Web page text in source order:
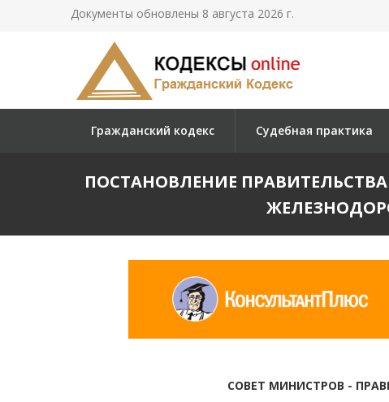
Документы обновлены 8 августа 2026 г.
Гражданский кодекс Судебная практика
ПОСТАНОВЛЕНИЕ
СОВЕТ МИНИСТРОВ -